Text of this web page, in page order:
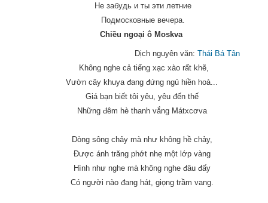
Не забудь и ты эти летние
Подмосковные вечера.
Chiều ngoại ô Moskva
Dịch nguyên văn: Thái Bá Tân
Không nghe cả tiếng xạc xào rất khẽ,
Vườn cây khuya đang đứng ngủ hiền hoà...
Giá bạn biết tôi yêu, yêu đến thế
Những đêm hè thanh vắng Mátxcơva
Dòng sông chảy mà như không hề chảy,
Được ánh trăng phớt nhẹ một lớp vàng
Hình như nghe mà không nghe đâu đấy
Có người nào đang hát, giọng trầm vang.